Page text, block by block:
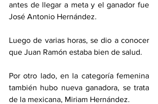
antes de llegar a meta y el ganador fue
José Antonio Hernández.
Luego de varias horas, se dio a conocer
que Juan Ramón estaba bien de salud.
Por otro lado, en la categoría femenina
también hubo nueva ganadora, se trata
de la mexicana, Miriam Hernández.